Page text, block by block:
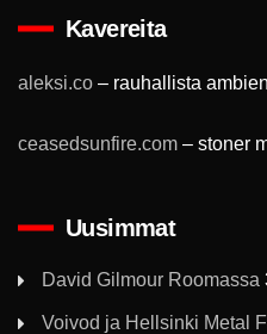
Kavereita
aleksi.co – rauhallista
ceasedsunfire.com – stoner
Uusimmat
David Gilmour Roomassa
Voivod ja Hellsinki Metal